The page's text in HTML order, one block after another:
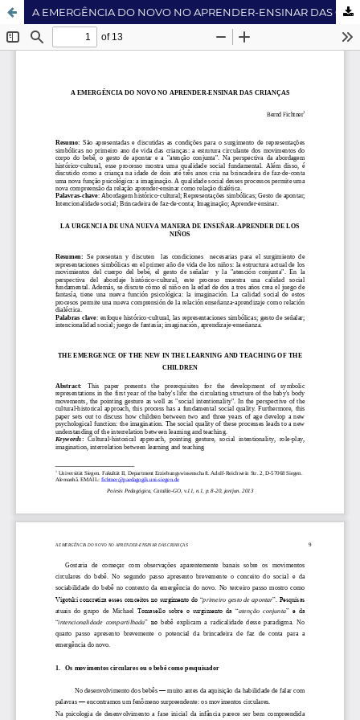
A EMERGÊNCIA DO NOVO NO APRENDER-ENSINAR DAS CRIANÇAS